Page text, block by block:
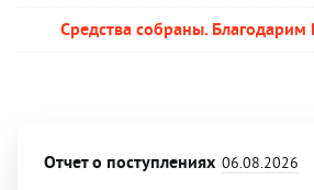
Средства собраны.
Отчет о поступлениях 06.08.2026